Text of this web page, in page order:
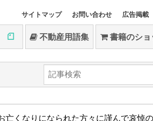
サイトマップ お問い合わせ 広告掲載
不動産用語集 書籍のショ
くなりになられた方々に謹んで哀悼